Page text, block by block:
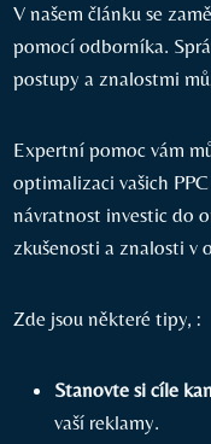
V našem článku se
pomocí odborníka.
postupy a znalostmi
Expertní pomoc vám
optimalizaci vašich
návratnost investic do
zkušenosti a znalosti v
Zde jsou některé tipy, :
Stanovte si cíle
vaší reklamy.